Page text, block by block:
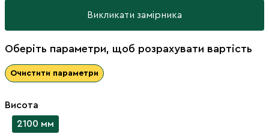
Викликати замірника
Оберіть параметри, щоб розрахувати вартість
Очистити параметри
Висота
2100 мм